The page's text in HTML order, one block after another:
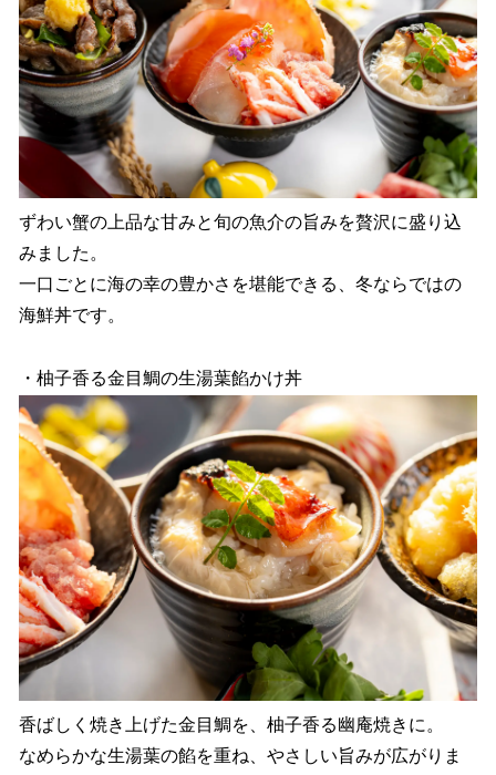
ずわい蟹の上品な甘みと旬の魚介の旨みを贅沢に盛り込
みました。
一口ごとに海の幸の豊かさを堪能できる、冬ならではの
海鮮丼です。
・柚子香る金目鯛の生湯葉餡かけ丼
香ばしく焼き上げた金目鯛を、柚子香る幽庵焼きに。
なめらかな生湯葉の餡を重ね、やさしい旨みが広がりま